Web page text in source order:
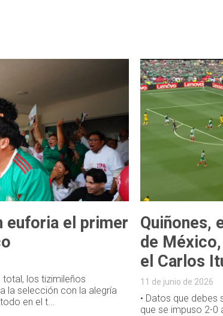
euforia el primer
total, los tizimileños
la selección con la alegría
en el t...
Quiñones,
de
el Carlos
11 de junio de 2026
• Datos que debes
que se impuso 2-0